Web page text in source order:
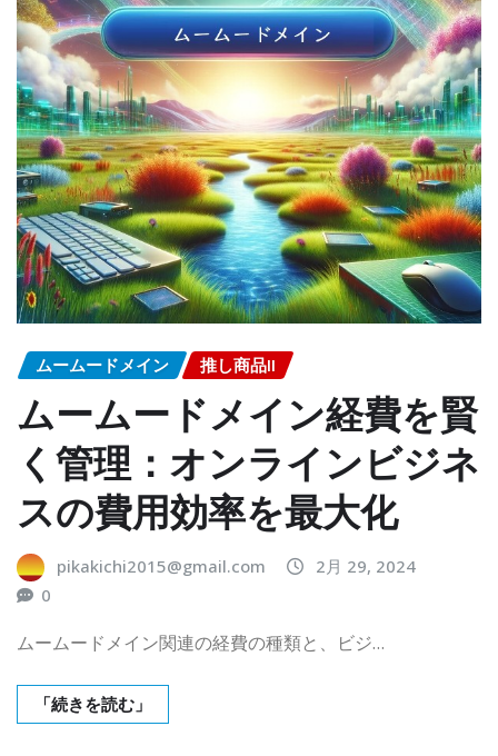
ムームードメイン 推し商品II
ムームードメイン経費を賢
く管理：オンラインビジネ
スの費用効率を最大化
pikakichi2015@gmail.com
2月 29, 2024
0
ムームードメイン関連の経費の種類と、ビジ…
「続きを読む」